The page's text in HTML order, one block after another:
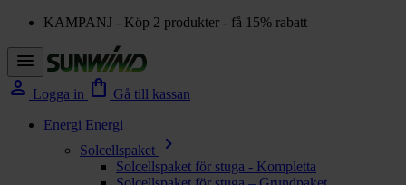
KAMPANJ - Köp 2 produkter - få 15% rabatt
menu
person Logga in shopping_bag Gå till kassan
Energi Energi
Solcellspaket
chevron_right
Solcellspaket för stuga - Kompletta